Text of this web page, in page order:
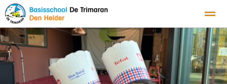
Inspectierapport Omgangsprotocol
Home Agenda Foto's Instagram